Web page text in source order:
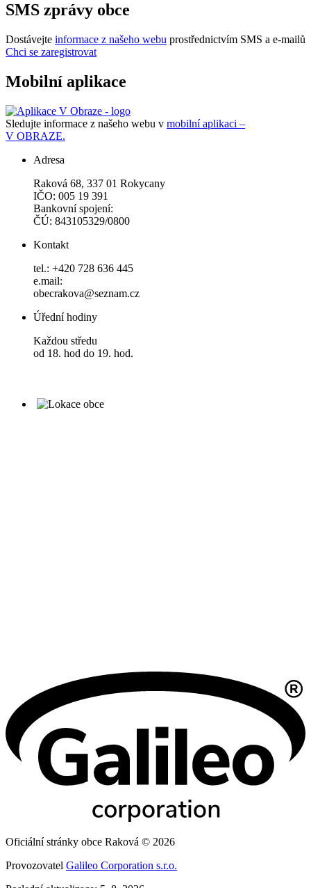
SMS zprávy obce
Dostávejte informace z našeho webu prostřednictvím SMS a e-mailů
Chci se zaregistrovat
Mobilní aplikace
Sledujte informace z našeho webu v mobilní aplikaci –
V OBRAZE.
Adresa
Raková 68, 337 01 Rokycany
IČO: 005 19 391
Bankovní spojení:
ČÚ: 843105329/0800
Kontakt
tel.: +420 728 636 445
e.mail:
obecrakova@seznam.cz
Úřední hodiny
Každou středu
od 18. hod do 19. hod.
Oficiální stránky obce Raková © 2026
Provozovatel Galileo Corporation s.r.o.